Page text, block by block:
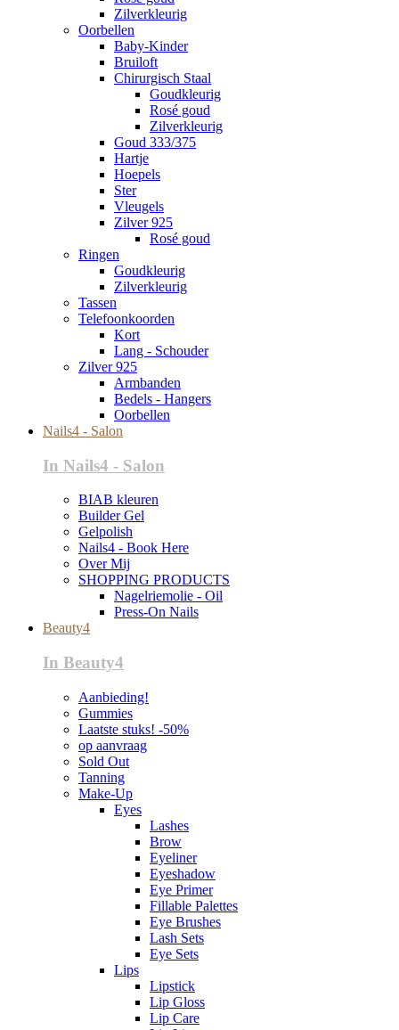
Zilverkleurig
Oorbellen
Baby-Kinder
Bruiloft
Chirurgisch Staal
Goudkleurig
Rosé goud
Zilverkleurig
Goud 333/375
Hartje
Hoepels
Ster
Vleugels
Zilver 925
Rosé goud
Ringen
Goudkleurig
Zilverkleurig
Tassen
Telefoonkoorden
Kort
Lang - Schouder
Zilver 925
Armbanden
Bedels - Hangers
Oorbellen
Nails4 - Salon
In Nails4 - Salon
BIAB kleuren
Builder Gel
Gelpolish
Nails4 - Book Here
Over Mij
SHOPPING PRODUCTS
Nagelriemolie - Oil
Press-On Nails
Beauty4
In Beauty4
Aanbieding!
Gummies
Laatste stuks! -50%
op aanvraag
Sold Out
Tanning
Make-Up
Eyes
Lashes
Brow
Eyeliner
Eyeshadow
Eye Primer
Fillable Palettes
Eye Brushes
Lash Sets
Eye Sets
Lips
Lipstick
Lip Gloss
Lip Care